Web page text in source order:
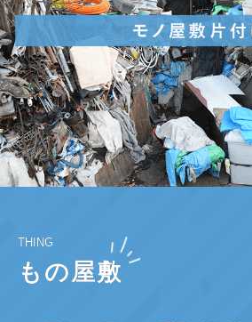
THING
もの屋敷